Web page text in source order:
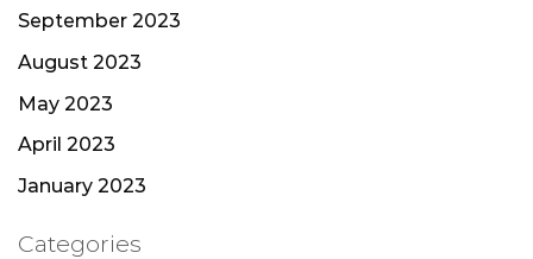
September 2023
August 2023
May 2023
April 2023
January 2023
Categories